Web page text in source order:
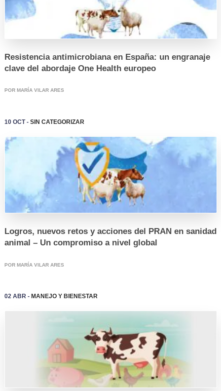
LOGIN
Bioseguridad
Comercialización
Instalaciones y Equipos
Manejo y Bienestar Animal
Eventos
Legislación
Mercados
Sostenibilidad
Resistencia antimicrobiana en España: un engranaje
clave del abordaje One Health europeo
POR MARÍA VILAR ARES
10 Oct -Sin categorizar
Logros, nuevos retos y acciones del PRAN en sanidad
animal – Un compromiso a nivel global
POR MARÍA VILAR ARES
02 Abr -Manejo y Bienestar